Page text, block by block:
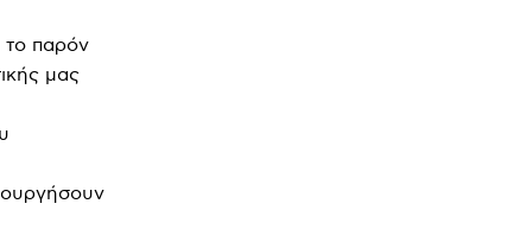
το παρόν
μας